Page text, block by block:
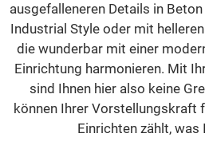
ausgefalleneren Details in
Industrial Style oder mit
die wunderbar mit einer
Einrichtung harmonieren. Mit
sind Ihnen hier also keine
können Ihrer Vorstellungskraft
Einrichten zählt, was